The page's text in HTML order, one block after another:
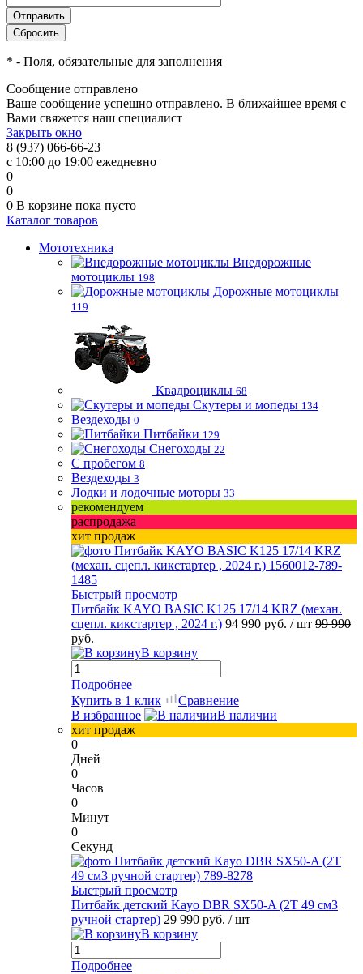
* - Поля, обязательные для заполнения
Сообщение отправлено
Ваше сообщение успешно отправлено. В ближайшее время с
Вами свяжется наш специалист
Закрыть окно
8 (937) 066-66-23
с 10:00 до 19:00 ежедневно
0
0
0 В корзине пока пусто
Каталог товаров
Мототехника
Внедорожные
мотоциклы 198
Дорожные мотоциклы
119
Квадроциклы 68
Скутеры и мопеды 134
Вездеходы 0
Питбайки 129
Снегоходы 22
С пробегом 8
Вездеходы 3
Лодки и лодочные моторы 33
рекомендуем
распродажа
хит продаж
Быстрый просмотр
Питбайк KAYO BASIC K125 17/14 KRZ (механ.
сцепл. кикстартер , 2024 г.) 94 990 руб. / шт 99 990
руб.
В корзину
Подробнее
Купить в 1 клик
Сравнение
В избранное
В наличии
хит продаж
0
Дней
0
Часов
0
Минут
0
Секунд
Быстрый просмотр
Питбайк детский Kayo DBR SX50-A (2T 49 см3
ручной стартер) 29 990 руб. / шт
В корзину
Подробнее